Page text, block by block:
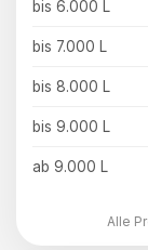
bis 6.000 L
bis 7.000 L
bis 8.000 L
bis 9.000 L
ab 9.000 L
Alle